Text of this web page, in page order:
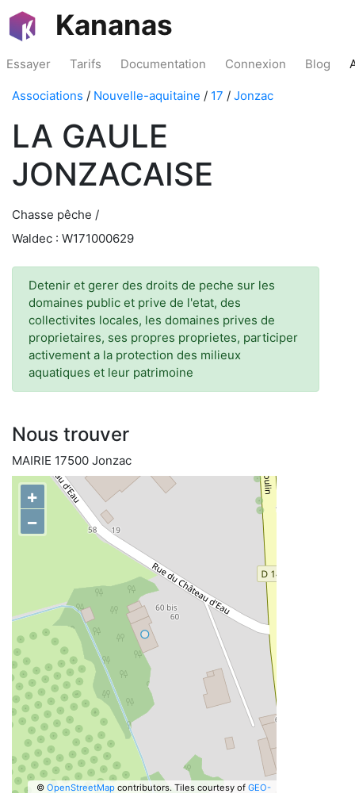
Kananas
Essayer Tarifs Documentation Connexion Blog
Associations / Nouvelle-aquitaine / 17 / Jonzac
LA GAULE
JONZACAISE
Chasse pêche /
Waldec : W171000629
Detenir et gerer des droits de peche sur les
domaines public et prive de l'etat, des
collectivites locales, les domaines prives de
proprietaires, ses propres proprietes, participer
activement a la protection des milieux
aquatiques et leur patrimoine
Nous trouver
MAIRIE 17500 Jonzac
+
−
© OpenStreetMapcontributors. Tiles courtesy of GEO-